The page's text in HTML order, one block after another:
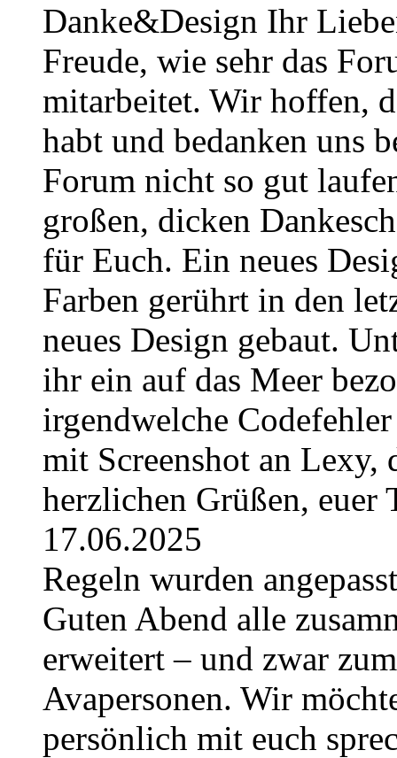
Danke&Design Ihr
Freude, wie sehr das
mitarbeitet. Wir hoffen,
habt und bedanken uns
Forum nicht so gut
großen, dicken
für Euch. Ein neues
Farben gerührt in den
neues Design gebaut.
ihr ein auf das Meer
irgendwelche
mit Screenshot an
herzlichen Grüßen, euer
17.06.2025
Regeln wurden
Guten Abend alle
erweitert – und zwar
Avapersonen. Wir
persönlich mit euch